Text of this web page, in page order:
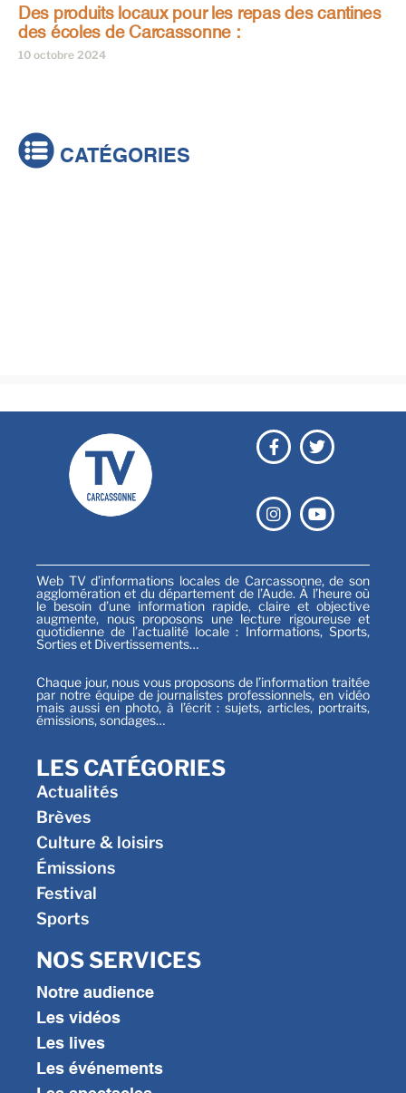
Des produits locaux pour les repas des cantines
des écoles de Carcassonne :
10 octobre 2024
CATÉGORIES
Web TV d’informations locales de Carcassonne, de son
agglomération et du département de l’Aude. À l’heure où
le besoin d’une information rapide, claire et objective
augmente, nous proposons une lecture rigoureuse et
quotidienne de l’actualité locale : Informations, Sports,
Sorties et Divertissements…
Chaque jour, nous vous proposons de l’information traitée
par notre équipe de journalistes professionnels, en vidéo
mais aussi en photo, à l’écrit : sujets, articles, portraits,
émissions, sondages…
LES CATÉGORIES
Actualités
Brèves
Culture & loisirs
Émissions
Festival
Sports
NOS SERVICES
Notre audience
Les vidéos
Les lives
Les événements